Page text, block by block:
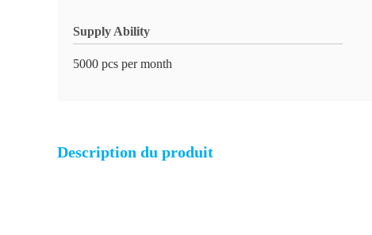
Supply Ability
5000 pcs per month
Description du produit